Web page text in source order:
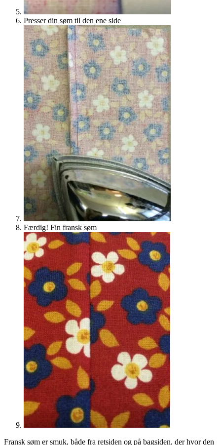
Presser din søm til den ene side
Færdig! Fin fransk søm
Fransk søm er smuk, både fra retsiden og på bagsiden, der hvor den